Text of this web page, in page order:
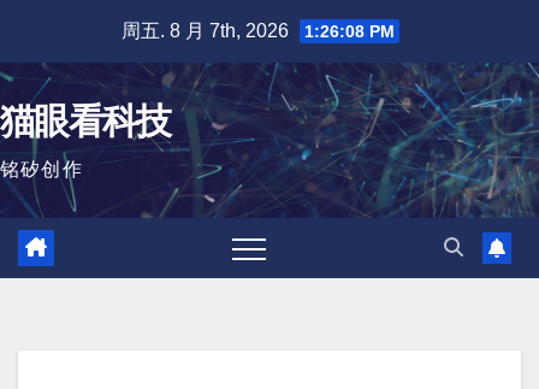
内
容
周五. 8 月 7th, 2026 1:26:09 PM
猫眼看科技
铭矽创作